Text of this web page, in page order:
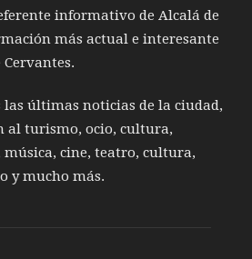
informativo de Alcalá de
más actual e interesante
las últimas noticias de la ciudad,
al turismo, ocio, cultura,
música, cine, teatro, cultura,
y mucho más.